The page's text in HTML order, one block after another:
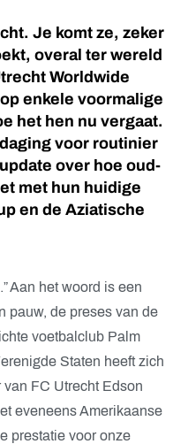
Je komt ze, zeker
overal ter wereld
Worldwide
enkele voormalige
het hen nu vergaat.
voor routinier
over hoe oud-
met hun huidige
en de Aziatische
Aan het woord is een
pauw, de preses van de
voetbalclub Palm
Staten heeft zich
FC Utrecht Edson
eveneens Amerikaanse
prestatie voor onze